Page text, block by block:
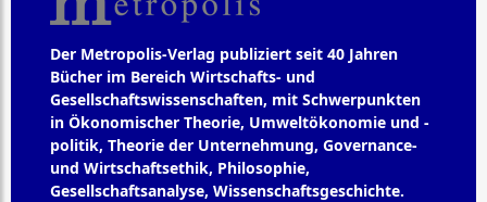
Der Metropolis-Verlag publiziert seit 40 Jahren
Bücher im Bereich Wirtschafts- und
Gesellschaftswissenschaften, mit Schwerpunkten
in Ökonomischer Theorie, Umweltökonomie und -
politik, Theorie der Unternehmung, Governance-
und Wirtschaftsethik, Philosophie,
Gesellschaftsanalyse, Wissenschaftsgeschichte.